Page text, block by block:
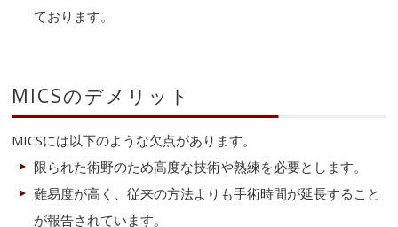
ております。
MICSのデメリット
MICSには以下のような欠点があります。
限られた術野のため高度な技術や熟練を必要とします。
難易度が高く、従来の方法よりも手術時間が延長すること
が報告されています。